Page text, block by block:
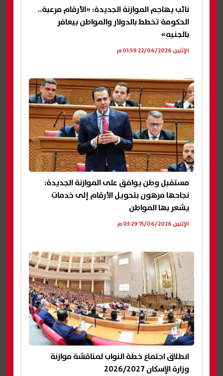
نائب يهاجم الموازنة الجديدة: «الأرقام مرعبة..
الحكومة تخطط بالدولار والمواطن بيعافر
بالجنيه»
الإثنين 22/06/2026 01:59 م
مستقبل وطن يوافق على الموازنة الجديدة:
نجاحها مرهون بتحويل الأرقام إلى خدمات
يشعر بها المواطن
الإثنين 15/06/2026 03:29 م
انطلاق اجتماع خطة النواب لمناقشة موازنة
وزارة الإسكان 2026/2027